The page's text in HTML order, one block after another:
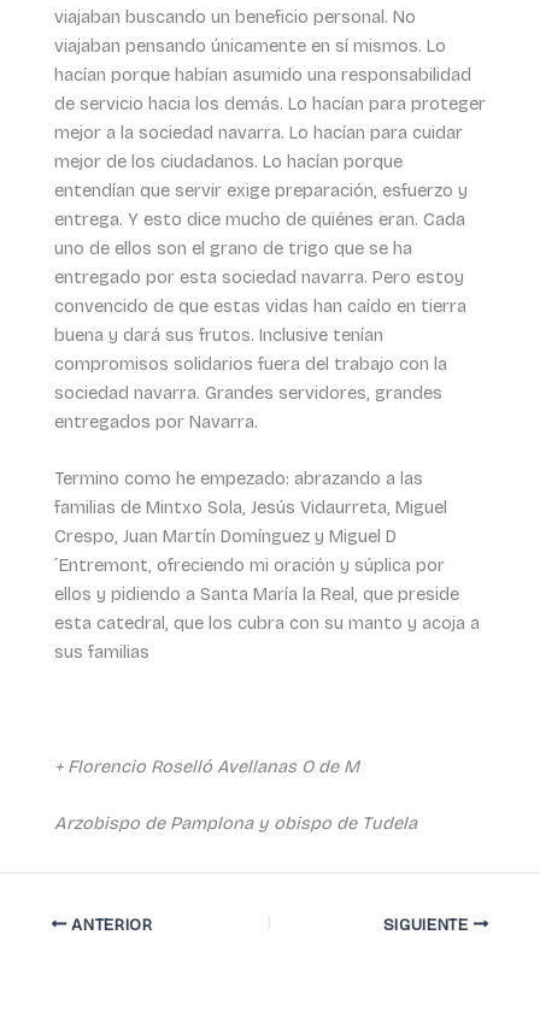
viajaban buscando un beneficio personal. No
viajaban pensando únicamente en sí mismos. Lo
hacían porque habían asumido una responsabilidad
de servicio hacia los demás. Lo hacían para proteger
mejor a la sociedad navarra. Lo hacían para cuidar
mejor de los ciudadanos. Lo hacían porque
entendían que servir exige preparación, esfuerzo y
entrega. Y esto dice mucho de quiénes eran. Cada
uno de ellos son el grano de trigo que se ha
entregado por esta sociedad navarra. Pero estoy
convencido de que estas vidas han caído en tierra
buena y dará sus frutos. Inclusive tenían
compromisos solidarios fuera del trabajo con la
sociedad navarra. Grandes servidores, grandes
entregados por Navarra.
Termino como he empezado: abrazando a las
familias de Mintxo Sola, Jesús Vidaurreta, Miguel
Crespo, Juan Martín Domínguez y Miguel D
´Entremont, ofreciendo mi oración y súplica por
ellos y pidiendo a Santa María la Real, que preside
esta catedral, que los cubra con su manto y acoja a
sus familias
+ Florencio Roselló Avellanas O de M
Arzobispo de Pamplona y obispo de Tudela
ANTERIOR SIGUIENTE